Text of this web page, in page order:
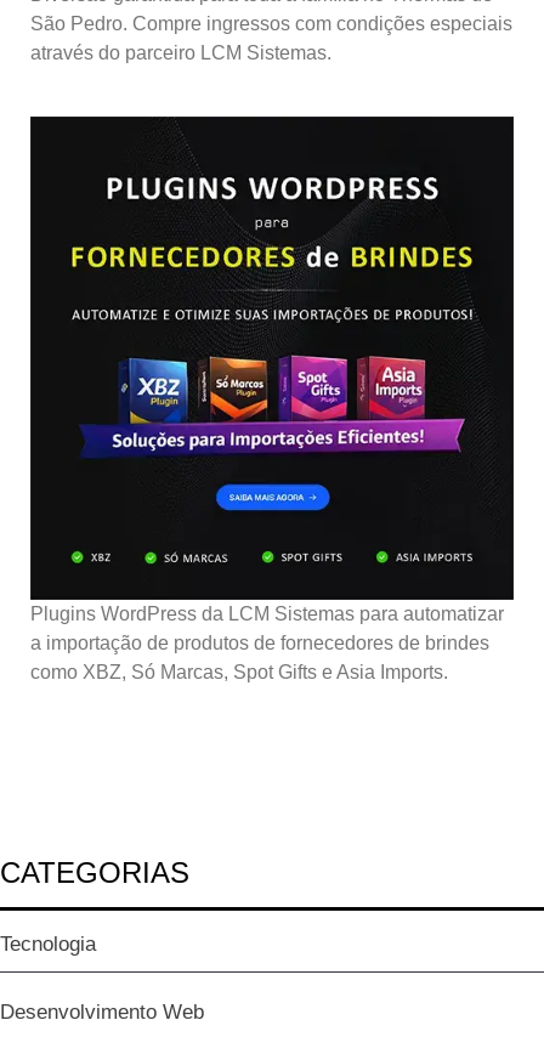
São Pedro. Compre ingressos com condições especiais
através do parceiro LCM Sistemas.
Plugins WordPress da LCM Sistemas para automatizar
a importação de produtos de fornecedores de brindes
como XBZ, Só Marcas, Spot Gifts e Asia Imports.
CATEGORIAS
Tecnologia
Desenvolvimento Web